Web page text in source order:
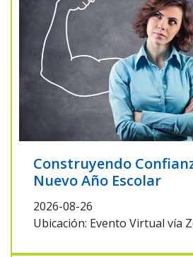
Construyendo
Nuevo Año Escolar
2026-08-26
Ubicación: Evento Virtual vía